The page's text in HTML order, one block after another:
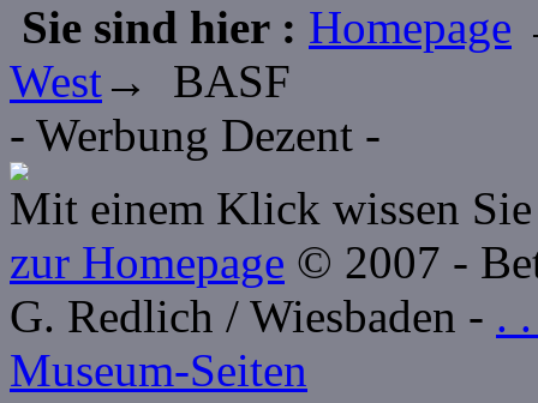
Sie sind hier : Homepage
West→ BASF
- Werbung Dezent -
Mit einem Klick wissen
zur Homepage © 2007 -
G. Redlich / Wiesbaden - .
Museum-Seiten